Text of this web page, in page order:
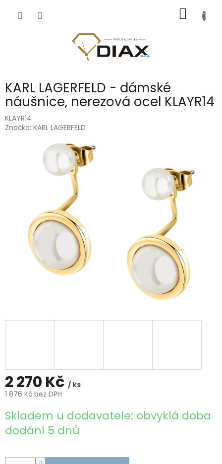
KOŠÍK
KARL LAGERFELD - dámské
náušnice, nerezová ocel KLAYR14
KLAYR14
Značka: KARL LAGERFELD
2 270 Kč / ks
1 876 Kč bez DPH
cena:
Skladem u dodavatele: obvyklá doba
dodání 5 dnů